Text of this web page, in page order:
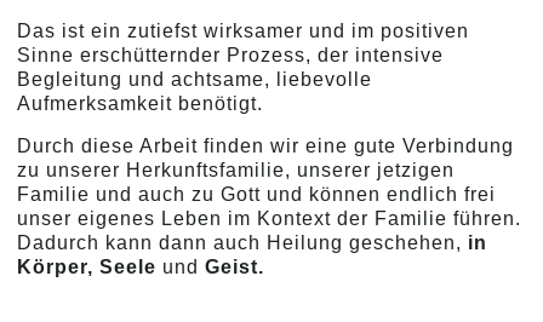
Das ist ein zutiefst wirksamer und im positiven
Sinne erschütternder Prozess, der intensive
Begleitung und achtsame, liebevolle
Aufmerksamkeit benötigt.
Durch diese Arbeit finden wir eine gute Verbindung
zu unserer Herkunftsfamilie, unserer jetzigen
Familie und auch zu Gott und können endlich frei
unser eigenes Leben im Kontext der Familie führen.
Dadurch kann dann auch Heilung geschehen, in
Körper, Seele undGeist.